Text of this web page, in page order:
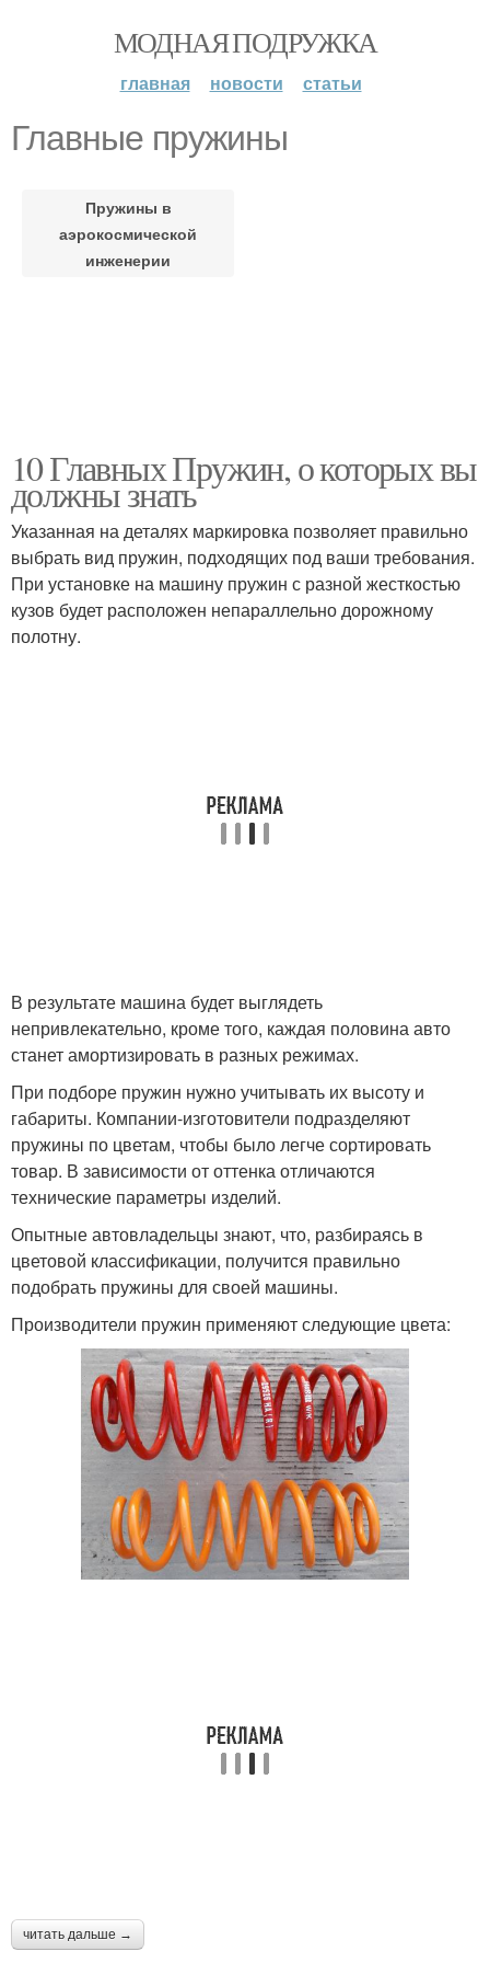
МОДНАЯ ПОДРУЖКА
главная новости статьи
Главные пружины
Пружины в
аэрокосмической
инженерии
10 Главных Пружин, о которых вы
должны знать
Указанная на деталях маркировка позволяет правильно
выбрать вид пружин, подходящих под ваши требования.
При установке на машину пружин с разной жесткостью
кузов будет расположен непараллельно дорожному
полотну.
В результате машина будет выглядеть
непривлекательно, кроме того, каждая половина авто
станет амортизировать в разных режимах.
При подборе пружин нужно учитывать их высоту и
габариты. Компании-изготовители подразделяют
пружины по цветам, чтобы было легче сортировать
товар. В зависимости от оттенка отличаются
технические параметры изделий.
Опытные автовладельцы знают, что, разбираясь в
цветовой классификации, получится правильно
подобрать пружины для своей машины.
Производители пружин применяют следующие цвета:
читать дальше →